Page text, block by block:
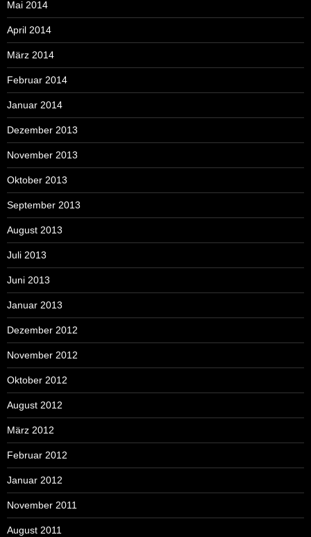
Mai 2014
April 2014
März 2014
Februar 2014
Januar 2014
Dezember 2013
November 2013
Oktober 2013
September 2013
August 2013
Juli 2013
Juni 2013
Januar 2013
Dezember 2012
November 2012
Oktober 2012
August 2012
März 2012
Februar 2012
Januar 2012
November 2011
August 2011